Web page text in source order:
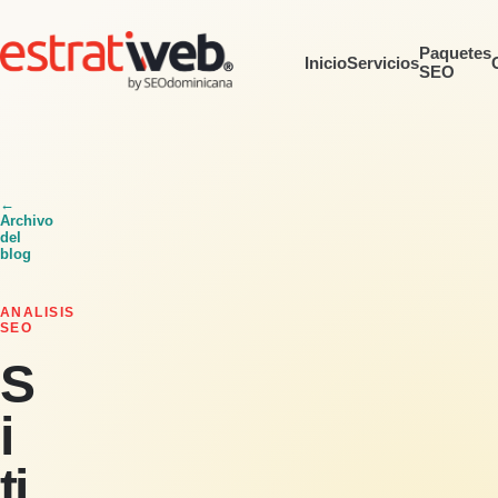
InicioServiciosPaquetes
SEO
←
Archivo
del
blog
ANALISIS
SEO
S
i